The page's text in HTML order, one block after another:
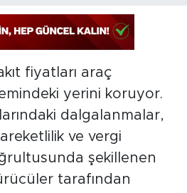
fiyatları araç
yerini koruyor.
dalgalanmalar,
ve vergi
şekillenen
tarafından